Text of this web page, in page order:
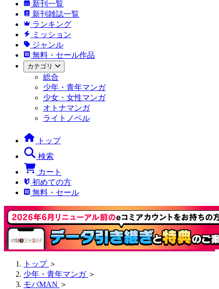
新刊一覧
新刊雑誌一覧
ランキング
ミッション
ジャンル
無料・セール作品
カテゴリ
総合
少年・青年マンガ
少女・女性マンガ
オトナマンガ
ライトノベル
トップ
検索
カート
初めての方
無料・セール
トップ ＞
少年・青年マンガ ＞
モバMAN ＞